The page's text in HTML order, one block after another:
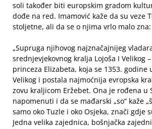
soli također biti europskim gradom
dođe na red. Imamović kaže da su veze
stoljetne, ali da se o njima vrlo malo zna:
„Supruga njihovog najznačajnijeg
srednjevjekovnog kralja Lojoša I Velikog
princeza Elizabeta, koja se 1353. godine
Velikog i postala najmoćnija evropska
zovu kraljicom Eržebet. Ona je rođena u
napomenuti i da se mađarski „so“ kaže
samo oko Tuzle i oko Osjeka, znači gdje
Jedna velika zajednica, bošnjačka